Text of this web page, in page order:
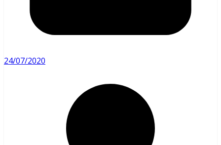
24/07/2020